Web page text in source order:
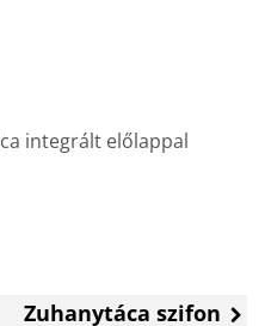
integrált előlappal
Zuhanytáca szifon